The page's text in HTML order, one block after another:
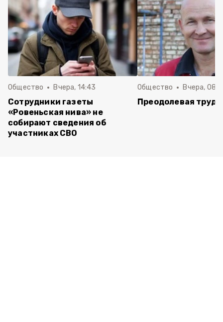
Общество Вчера, 14:43
Сотрудники газеты
«Ровеньская нива» не
собирают сведения об
участниках СВО
Общество Вчера,
Преодолевая